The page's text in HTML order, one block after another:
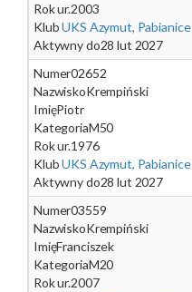
Rok ur.2003
KlubUKS Azymut, Pabianice
Aktywny do28 lut 2027
Numer02652
NazwiskoKrempiński
ImięPiotr
KategoriaM50
Rok ur.1976
KlubUKS Azymut, Pabianice
Aktywny do28 lut 2027
Numer03559
NazwiskoKrempiński
ImięFranciszek
KategoriaM20
Rok ur.2007